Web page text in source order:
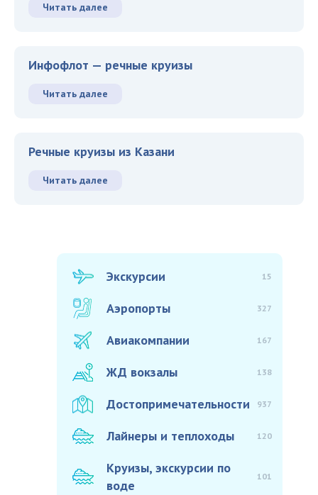
Читать далее
Инфофлот — речные круизы
Читать далее
Речные круизы из Казани
Читать далее
Экскурсии 15
Аэропорты 327
Авиакомпании 167
ЖД вокзалы 138
Достопримечательности 937
Лайнеры и теплоходы 120
Круизы, экскурсии по
воде
101